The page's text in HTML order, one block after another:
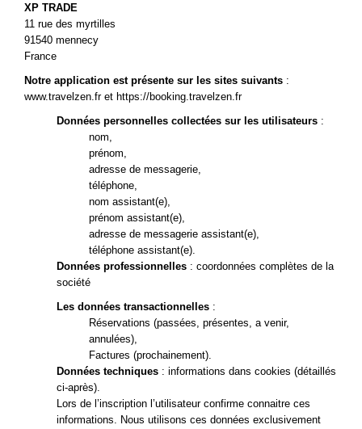
XP TRADE
11 rue des myrtilles
91540 mennecy
France
Notre application est présente sur les sites suivants :
www.travelzen.fr et https://booking.travelzen.fr
Données personnelles collectées sur les utilisateurs :
nom,
prénom,
adresse de messagerie,
téléphone,
nom assistant(e),
prénom assistant(e),
adresse de messagerie assistant(e),
téléphone assistant(e).
Données professionnelles : coordonnées complètes de la
société
Les données transactionnelles :
Réservations (passées, présentes, a venir,
annulées),
Factures (prochainement).
Données techniques : informations dans cookies (détaillés
ci-après).
Lors de l’inscription l’utilisateur confirme connaitre ces
informations. Nous utilisons ces données exclusivement